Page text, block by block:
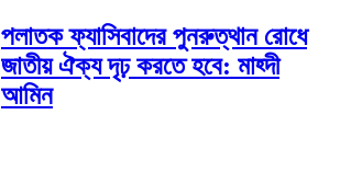
পলাতক ফ্যাসিবাদের পুনরুত্থান রোধে
জাতীয় ঐক্য দৃঢ় করতে হবে: মাহ্দী
আমিন